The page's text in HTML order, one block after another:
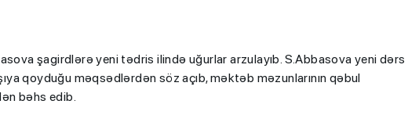
şagirdlərə yeni tədris ilində uğurlar arzulayıb. S.Abbasova yeni dərs
qoyduğu məqsədlərdən söz açıb, məktəb məzunlarının qəbul
bəhs edib.